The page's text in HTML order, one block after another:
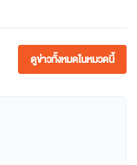
ดูข่าวทั้งหมดในหมวดนี้